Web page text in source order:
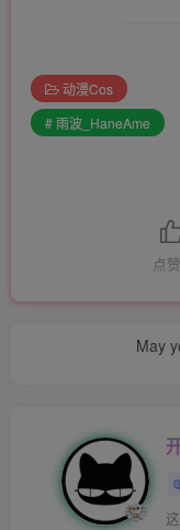
动漫Cos
# 雨波_HaneAme
点赞
May